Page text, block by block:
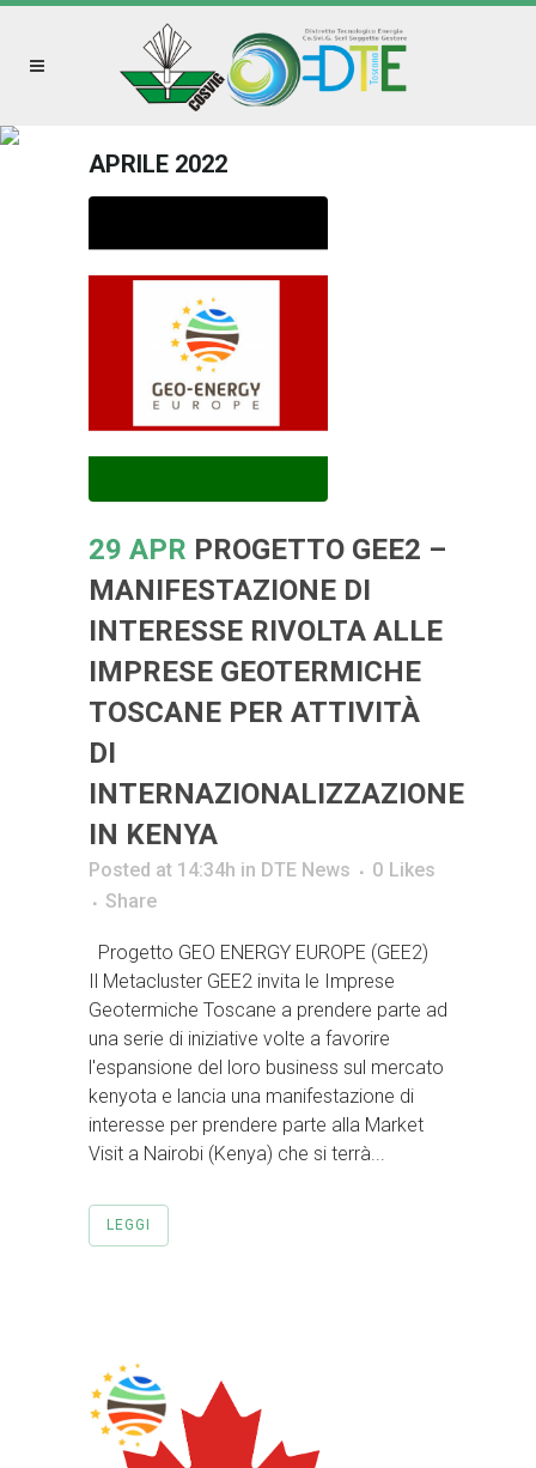
APRILE 2022
29 APR PROGETTO GEE2 –
MANIFESTAZIONE DI
INTERESSE RIVOLTA ALLE
IMPRESE GEOTERMICHE
TOSCANE PER ATTIVITÀ
DI
INTERNAZIONALIZZAZIONE
IN KENYA
Posted at 14:34h in DTE News 0 Likes
Share
Progetto GEO ENERGY EUROPE (GEE2)
Il Metacluster GEE2 invita le Imprese
Geotermiche Toscane a prendere parte ad
una serie di iniziative volte a favorire
l'espansione del loro business sul mercato
kenyota e lancia una manifestazione di
interesse per prendere parte alla Market
Visit a Nairobi (Kenya) che si terrà...
LEGGI